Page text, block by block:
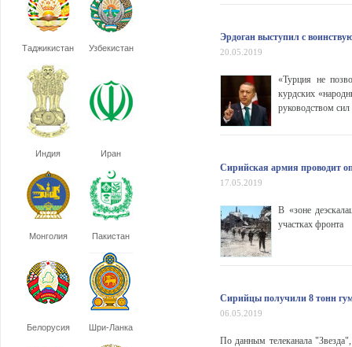
Таджикистан Узбекистан
Индия Иран
Монголия Пакистан
Белорусия Шри-Ланка
Эрдоган выступил с
20.05.2019
«Турция не
курдских
руководством
Сирийская армия проводит
17.05.2019
В «зоне
участках фронта
Сирийцы получили 8 тонн
06.05.2019
По данным телеканала